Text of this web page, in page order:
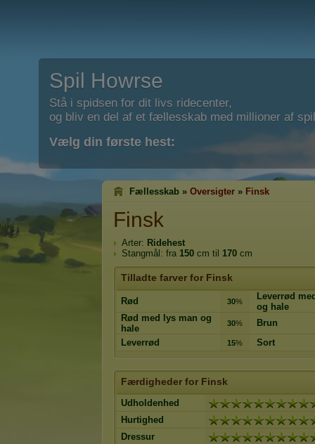
Spil Howrse
Stå i spidsen for dit livs ridecenter,
og bliv en del af et fællesskab med millioner af
Vælg din første hest:
Fællesskab » Oversigter » Finsk
Finsk
Arter: Ridehest
Stangmål: fra 150 cm til 170 cm
Tilladte farver for Finsk
Rød 30%
Leverrød
og hale
Rød med lys man og
hale
30%
Brun
Leverrød
15% Sort
Færdigheder for Finsk
Udholdenhed
Hurtighed
Dressur